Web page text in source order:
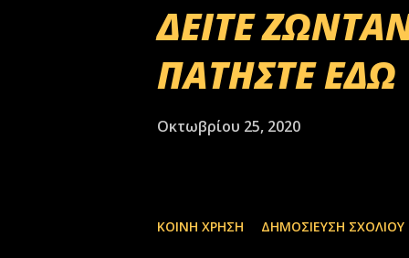
ΔΕΙΤΕ
ΠΑΤΗΣΤΕ ΕΔΩ
Οκτωβρίου 25, 2020
ΚΟΙΝΉ ΧΡΉΣΗ ΔΗΜΟΣΊΕΥΣΗ ΣΧΟΛΊΟΥ